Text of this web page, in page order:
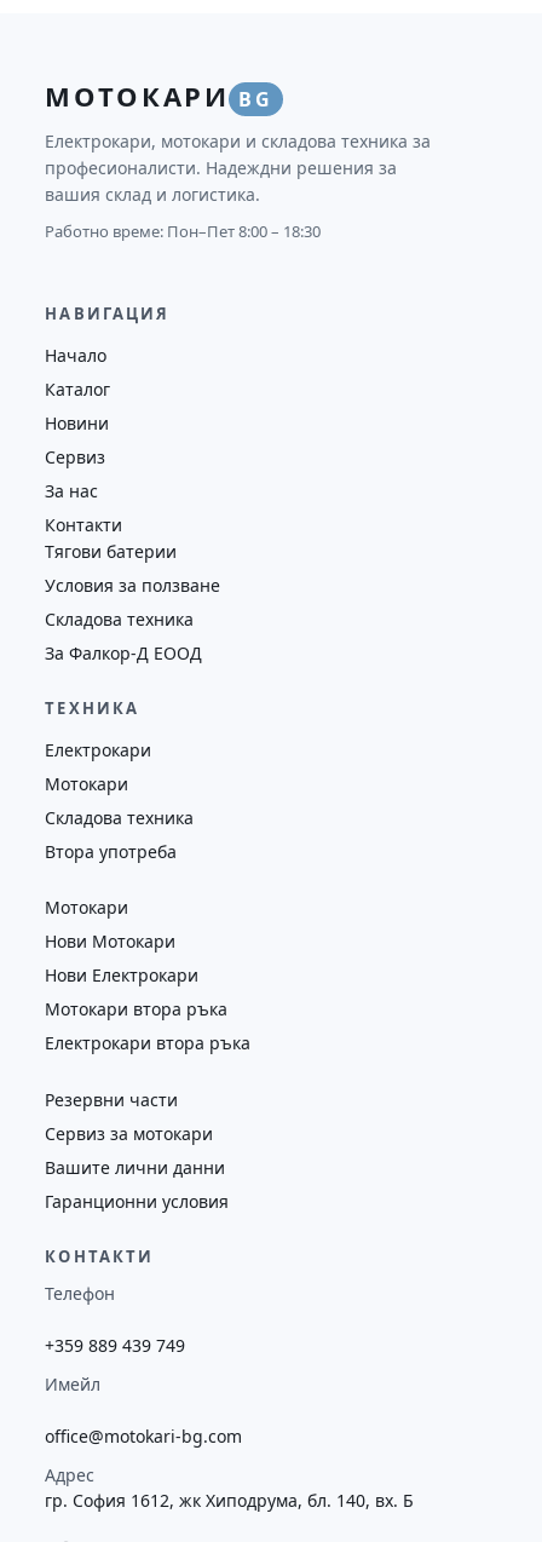
МОТОКАРИ BG
Електрокари, мотокари и складова техника за
професионалисти. Надеждни решения за
вашия склад и логистика.
Работно време: Пон–Пет 8:00 – 18:30
НАВИГАЦИЯ
Начало
Каталог
Новини
Сервиз
За нас
Контакти
Тягови батерии
Условия за ползване
Складова техника
За Фалкор-Д ЕООД
ТЕХНИКА
Електрокари
Мотокари
Складова техника
Втора употреба
Мотокари
Нови Мотокари
Нови Електрокари
Мотокари втора ръка
Електрокари втора ръка
Резервни части
Сервиз за мотокари
Вашите лични данни
Гаранционни условия
КОНТАКТИ
Телефон
+359 889 439 749
Имейл
office@motokari-bg.com
Адрес
гр. София 1612, жк Хиподрума, бл. 140, вх. Б